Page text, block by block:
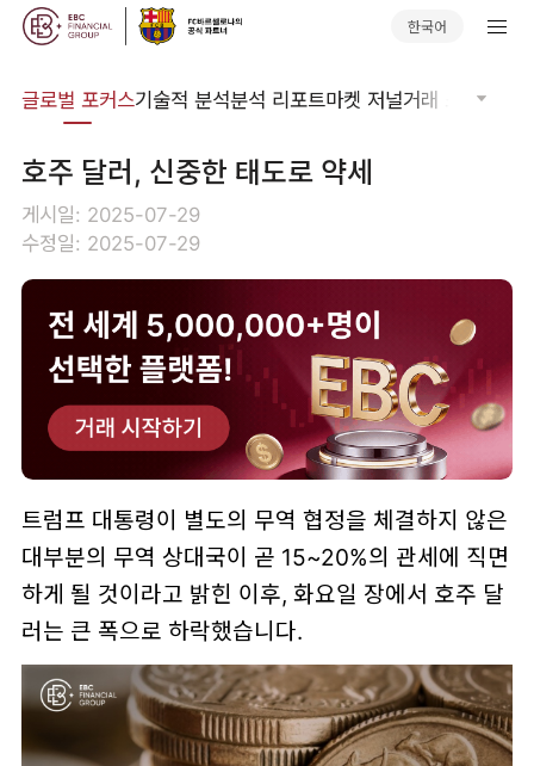
한국어
글로벌 포커스기술적 분석분석 리포트마켓 저널거래 소프트웨어
호주 달러, 신중한 태도로 약세
게시일: 2025-07-29
수정일: 2025-07-29
트럼프 대통령이 별도의 무역 협정을 체결하지 않은
대부분의 무역 상대국이 곧 15~20%의 관세에 직면
하게 될 것이라고 밝힌 이후, 화요일 장에서 호주 달
러는 큰 폭으로 하락했습니다.